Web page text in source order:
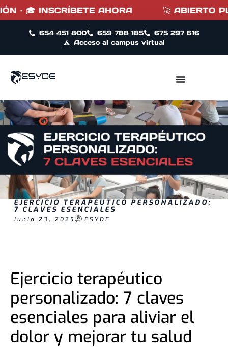
AHORA 🚀 ABIERTO PLAZO
654 451 800 659 788 185
675 297 616
Acceso al campus virtual
EJERCICIO TERAPÉUTICO PERSONALIZADO:
7 CLAVES ESENCIALES
Junio 23, 2025 ESYDE
Ejercicio terapéutico
personalizado: 7 claves
esenciales para aliviar el
dolor y mejorar tu salud